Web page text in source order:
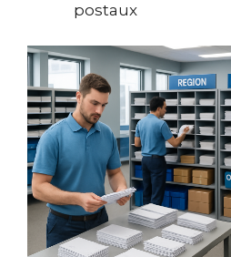
postaux